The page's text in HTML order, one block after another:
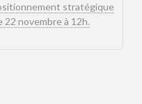
stratégique
22 novembre à 12h.